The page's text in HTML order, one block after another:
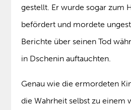
gestellt. Er wurde sogar zum
befördert und mordete
Berichte über seinen Tod
in Dschenin auftauchten.
Genau wie die ermordeten
die Wahrheit selbst zu einem